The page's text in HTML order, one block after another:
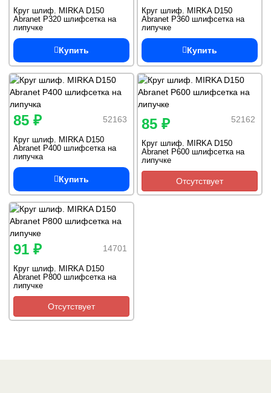
Круг шлиф. MIRKA D150
Abranet P320 шлифсетка на
липучке
Купить
Круг шлиф. MIRKA D150
Abranet P360 шлифсетка на
липучке
Купить
52163
85 ₽
Круг шлиф. MIRKA D150
Abranet P400 шлифсетка на
липучка
Купить
52162
85 ₽
Круг шлиф. MIRKA D150
Abranet P600 шлифсетка на
липучке
Отсутствует
14701
91 ₽
Круг шлиф. MIRKA D150
Abranet P800 шлифсетка на
липучке
Отсутствует